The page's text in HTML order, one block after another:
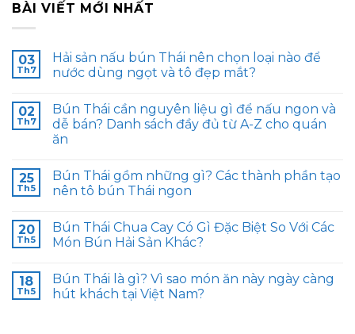
BÀI VIẾT MỚI NHẤT
03
Th7
Hải sản nấu bún Thái nên chọn loại nào để
nước dùng ngọt và tô đẹp mắt?
02
Th7
Bún Thái cần nguyên liệu gì để nấu ngon và
dễ bán? Danh sách đầy đủ từ A-Z cho quán
ăn
25
Th5
Bún Thái gồm những gì? Các thành phần tạo
nên tô bún Thái ngon
20
Th5
Bún Thái Chua Cay Có Gì Đặc Biệt So Với Các
Món Bún Hải Sản Khác?
18
Th5
Bún Thái là gì? Vì sao món ăn này ngày càng
hút khách tại Việt Nam?